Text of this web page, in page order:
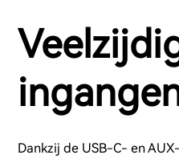
Dankzij de USB-C- en